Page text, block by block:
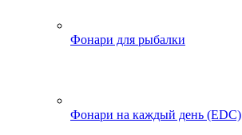
Фонари для рыбалки
Фонари на каждый день (EDC)